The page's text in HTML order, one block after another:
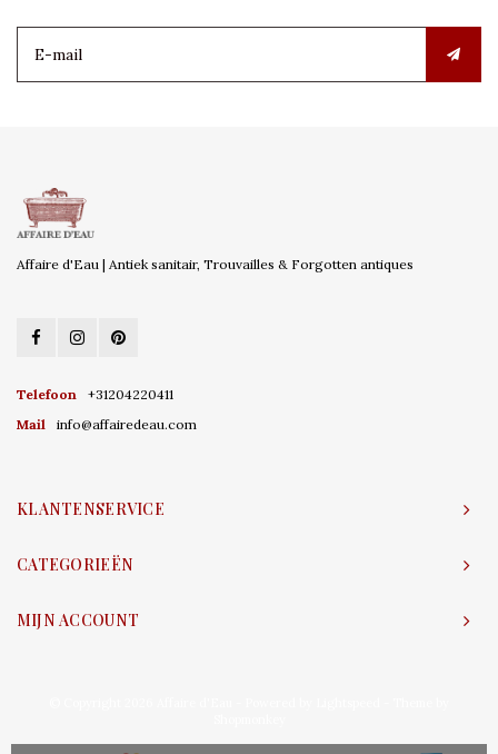
Affaire d'Eau | Antiek sanitair, Trouvailles & Forgotten antiques
Telefoon
+31204220411
Mail
info@affairedeau.com
KLANTENSERVICE
CATEGORIEËN
MIJN ACCOUNT